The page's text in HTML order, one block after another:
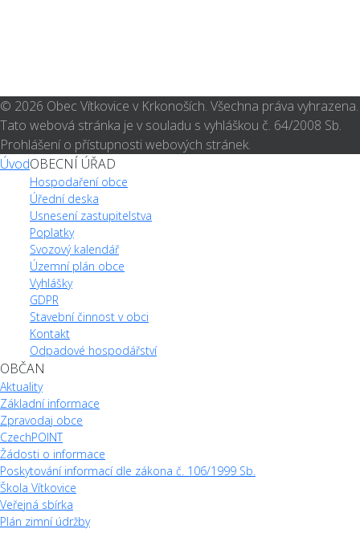
© 2026 Obec Vítkovice v Krkonoších. Všechna práva vyhrazena.
Tato webová stránka je v souladu s vyhláškou č. 64/2008 Sb.
Prohlášení o přístupnosti webových stránek.
ÚvodOBECNÍ ÚŘAD
Hospodaření obce
Úřední deska
Usnesení zastupitelstva
Poplatky
Svozový kalendář
Územní plán obce
Vyhlášky
GDPR
Stavební činnost v obci
Kontakt
Odpadové hospodářství
OBČAN
Aktuality
Základní informace
Zpravodaj obce
CzechPOINT
Žádosti o informace
Poskytování informací dle zákona č. 106/1999 Sb.
Škola Vítkovice
Veřejná sbírka
Plán zimní údržby